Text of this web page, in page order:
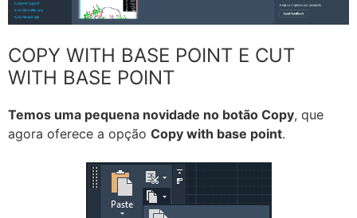
COPY WITH BASE POINT E CUT
WITH BASE POINT
Temos uma pequena novidade no botão Copy, que
agora oferece a opção Copy with base point.